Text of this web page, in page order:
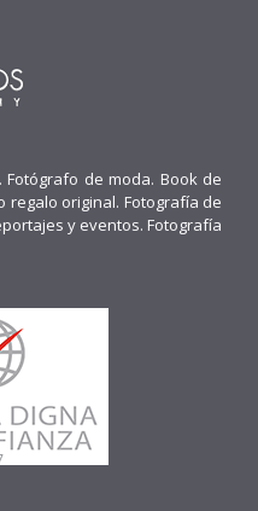
de moda. Book de
original. Fotografía de
y eventos. Fotografía